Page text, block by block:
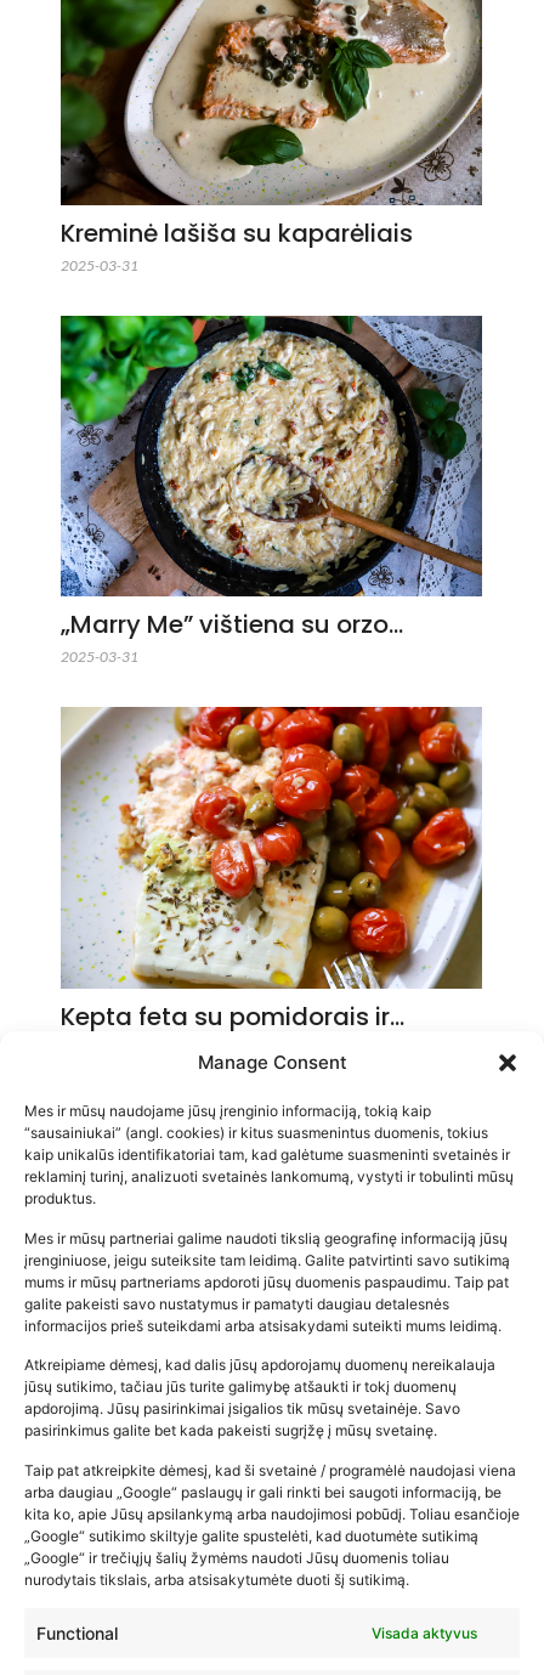
Manage Consent
Mes ir mūsų naudojame jūsų įrenginio informaciją, tokią kaip
“sausainiukai” (angl. cookies) ir kitus suasmenintus duomenis, tokius
kaip unikalūs identifikatoriai tam, kad galėtume suasmeninti svetainės ir
reklaminį turinį, analizuoti svetainės lankomumą, vystyti ir tobulinti mūsų
produktus.
Mes ir mūsų partneriai galime naudoti tikslią geografinę informaciją jūsų
įrenginiuose, jeigu suteiksite tam leidimą. Galite patvirtinti savo sutikimą
mums ir mūsų partneriams apdoroti jūsų duomenis paspaudimu. Taip pat
galite pakeisti savo nustatymus ir pamatyti daugiau detalesnės
informacijos prieš suteikdami arba atsisakydami suteikti mums leidimą.
Atkreipiame dėmesį, kad dalis jūsų apdorojamų duomenų nereikalauja
jūsų sutikimo, tačiau jūs turite galimybę atšaukti ir tokį duomenų
apdorojimą. Jūsų pasirinkimai įsigalios tik mūsų svetainėje. Savo
pasirinkimus galite bet kada pakeisti sugrįžę į mūsų svetainę.
Taip pat atkreipkite dėmesį, kad ši svetainė / programėlė naudojasi viena
arba daugiau „Google“ paslaugų ir gali rinkti bei saugoti informaciją, be
kita ko, apie Jūsų apsilankymą arba naudojimosi pobūdį. Toliau esančioje
„Google“ sutikimo skiltyje galite spustelėti, kad duotumėte sutikimą
„Google“ ir trečiųjų šalių žymėms naudoti Jūsų duomenis toliau
nurodytais tikslais, arba atsisakytumėte duoti šį sutikimą.
Functional Visada aktyvus
Kreminė lašiša su kaparėliais
2025-03-31
„Marry Me” vištiena su orzo…
2025-03-31
Kepta feta su pomidorais ir…
Varškėčiai be glitimo
2025-03-23